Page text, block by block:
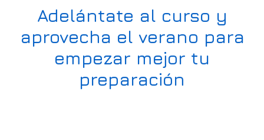
Adelántate al curso y
aprovecha el verano para
empezar mejor tu
preparación